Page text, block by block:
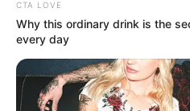
CTA LOVE
Why this ordinary drink is the
every day